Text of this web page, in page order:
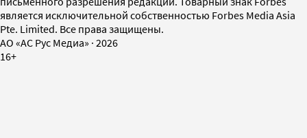
является исключительной собственностью Forbes Media Asia
Pte. Limited. Все права защищены.
AO «АС Рус Медиа» · 2026
16+